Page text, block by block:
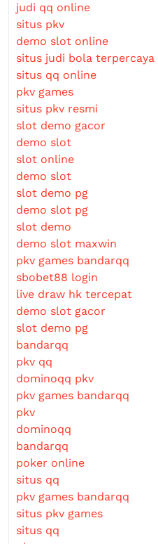
judi qq online
situs pkv
demo slot online
situs judi bola terpercaya
situs qq online
pkv games
situs pkv resmi
slot demo gacor
demo slot
slot online
demo slot
slot demo pg
demo slot pg
slot demo
demo slot maxwin
pkv games bandarqq
sbobet88 login
live draw hk tercepat
demo slot gacor
slot demo pg
bandarqq
pkv qq
dominoqq pkv
pkv games bandarqq
pkv
dominoqq
bandarqq
poker online
situs qq
pkv games bandarqq
situs pkv games
situs qq